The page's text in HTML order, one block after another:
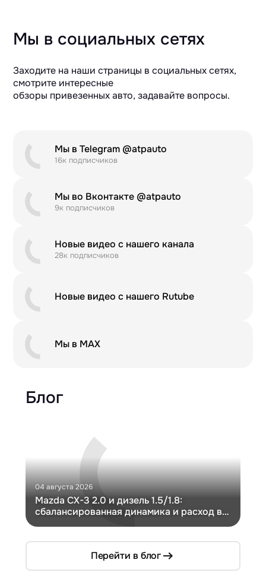
Мы в социальных сетях
Заходите на наши страницы в социальных сетях,
смотрите интересные
обзоры привезенных авто, задавайте вопросы.
Мы в Telegram @atpauto
16к подписчиков
Мы во Вконтакте @atpauto
9к подписчиков
Новые видео с нашего канала
28к подписчиков
Новые видео с нашего Rutube
Мы в MAX
Блог
04 августа 2026
Mazda CX-3 2.0 и дизель 1.5/1.8:
сбалансированная динамика и расход в
Перейти в блог